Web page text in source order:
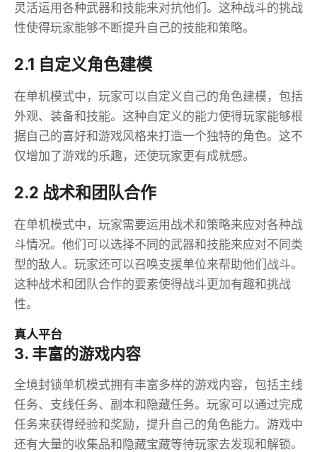
灵活运用各种武器和技能来对抗他们。这种战斗的挑战
性使得玩家能够不断提升自己的技能和策略。
2.1 自定义角色建模
在单机模式中，玩家可以自定义自己的角色建模，包括
外观、装备和技能。这种自定义的能力使得玩家能够根
据自己的喜好和游戏风格来打造一个独特的角色。这不
仅增加了游戏的乐趣，还使玩家更有成就感。
2.2 战术和团队合作
在单机模式中，玩家需要运用战术和策略来应对各种战
斗情况。他们可以选择不同的武器和技能来应对不同类
型的敌人。玩家还可以召唤支援单位来帮助他们战斗。
这种战术和团队合作的要素使得战斗更加有趣和挑战
性。
真人平台
3. 丰富的游戏内容
全境封锁单机模式拥有丰富多样的游戏内容，包括主线
任务、支线任务、副本和隐藏任务。玩家可以通过完成
任务来获得经验和奖励，提升自己的角色能力。游戏中
还有大量的收集品和隐藏宝藏等待玩家去发现和解锁。